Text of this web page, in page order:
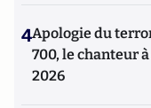
4Apologie du
700, le chanteur à
2026